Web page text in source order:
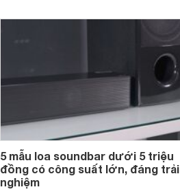
5 mẫu loa soundbar dưới 5 triệu
đồng có công suất lớn, đáng trải
nghiệm